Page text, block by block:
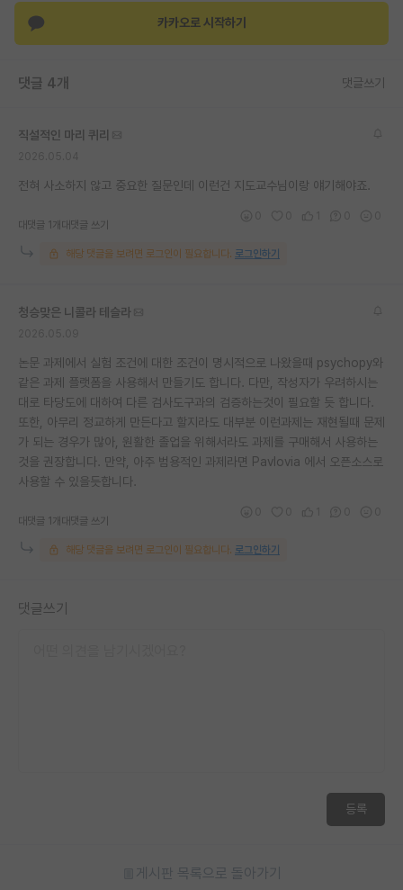
카카오로 시작하기
댓글 4개 댓글쓰기
직설적인 마리 퀴리
전혀 사소하지 않고 중요한 질문인데 이런건 지도교수님이랑 얘기해야죠.
대댓글 1개 대댓글 쓰기
해당 댓글을 보려면 로그인이 필요합니다. 로그인하기
청승맞은 니콜라 테슬라
논문 과제에서 실험 조건에 대한 조건이 명시적으로 나왔을때 psychopy와
같은 과제 플랫폼을 사용해서 만들기도 합니다. 다만, 작성자가 우려하시는
대로 타당도에 대하여 다른 검사도구과의 검증하는것이 필요할 듯 합니다.
또한, 아무리 정교하게 만든다고 할지라도 대부분 이런과제는 재현될때 문제
가 되는 경우가 많아, 원활한 졸업을 위해서라도 과제를 구매해서 사용하는
것을 권장합니다. 만약, 아주 범용적인 과제라면 Pavlovia 에서 오픈소스로
사용할 수 있을듯합니다.
대댓글 1개 대댓글 쓰기
해당 댓글을 보려면 로그인이 필요합니다. 로그인하기
댓글쓰기
등록
게시판 목록으로 돌아가기